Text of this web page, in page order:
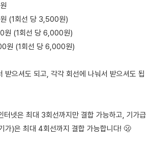
(1회선 당 3,500원)
원 (1회선 당 6,000원)
원 (1회선 당 6,000원)
받으셔도 되고, 각각 회선에 나눠서 받으셔도 됩
넷은 최대 3회선까지만 결합 가능하고, 기가급
가)은 최대 4회선까지 결합 가능합니다! 🫢